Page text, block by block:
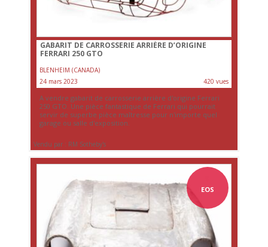
GABARIT DE CARROSSERIE ARRIÈRE D’ORIGINE
FERRARI 250 GTO
BLENHEIM (CANADA)
24 mars 2023
420 vues
A vendre gabarit de carrosserie arrière d'origine Ferrari
250 GTO. Une pièce fantastique de Ferrari qui pourrait
servir de superbe pièce maîtresse pour n'importe quel
garage ou salle d'exposition.
Vendu par : RM Sotheby's
EOS